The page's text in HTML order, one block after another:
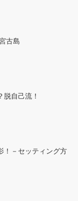
古島
自己流！
！－セッティング方